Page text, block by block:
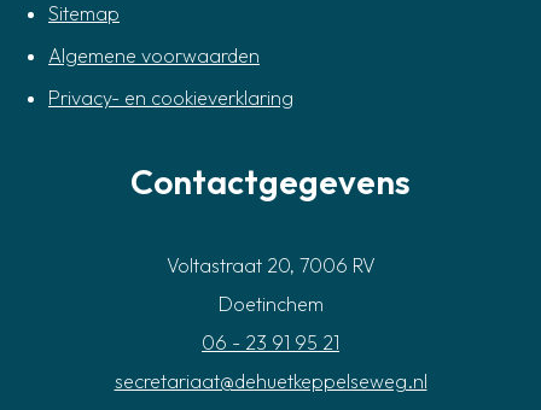
Sitemap
Algemene voorwaarden
Privacy- en cookieverklaring
Contactgegevens
Voltastraat 20, 7006 RV
Doetinchem
06 - 23 91 95 21
secretariaat@dehuetkeppelseweg.nl